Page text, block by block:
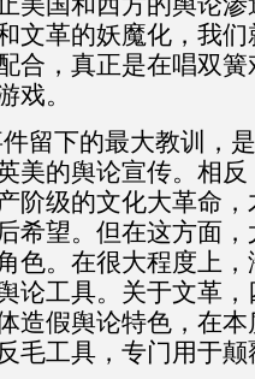
文革的妖魔化，我
合，真正是在唱双
戏。
留下的最大教训，
美的舆论宣传。相
阶级的文化大革命
希望。但在这方面
色。在很大程度上
论工具。关于文革
造假舆论特色，在
毛工具，专门用于